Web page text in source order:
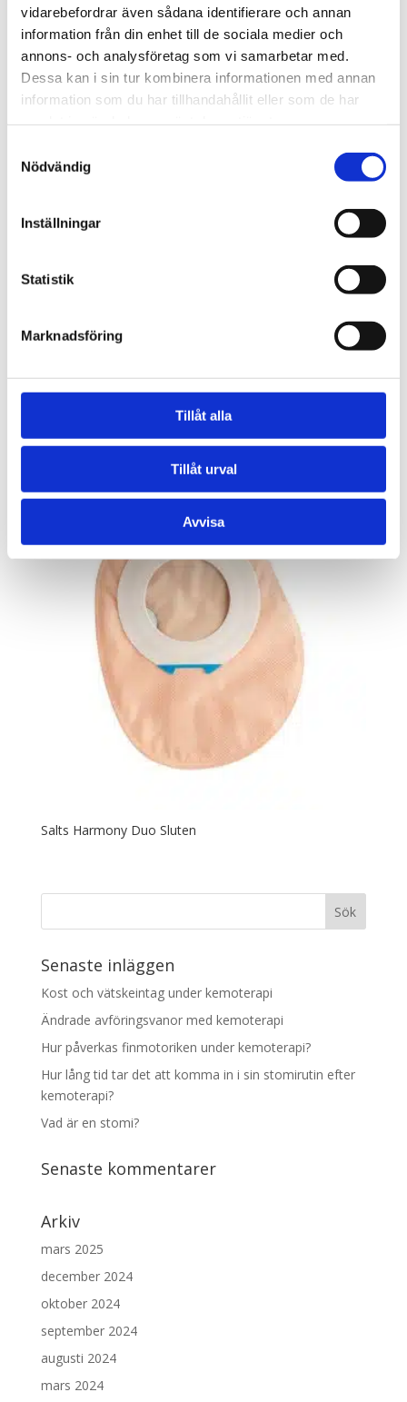
vidarebefordrar även sådana identifierare och annan
information från din enhet till de sociala medier och
annons- och analysföretag som vi samarbetar med.
Dessa kan i sin tur kombinera informationen med annan
information som du har tillhandahållit eller som de har
Nödvändig
Inställningar
Statistik
Marknadsföring
Tillåt alla
Tillåt urval
Avvisa
Salts Harmony Duo Platta Standard
Salts Harmony Duo Sluten
Senaste inläggen
Kost och vätskeintag under kemoterapi
Ändrade avföringsvanor med kemoterapi
Hur påverkas finmotoriken under kemoterapi?
Hur lång tid tar det att komma in i sin stomirutin efter
kemoterapi?
Vad är en stomi?
Senaste kommentarer
Arkiv
mars 2025
december 2024
oktober 2024
september 2024
augusti 2024
mars 2024